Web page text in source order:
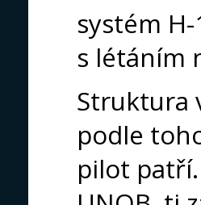
systém
s létáním
Struktura
podle
pilot